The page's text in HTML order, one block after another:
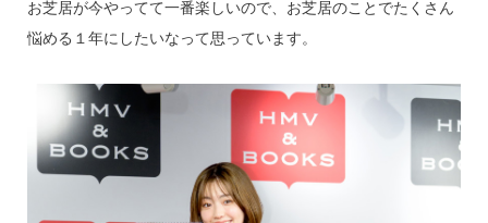
お芝居が今やってて一番楽しいので、お芝居のことでたくさん
悩める１年にしたいなって思っています。